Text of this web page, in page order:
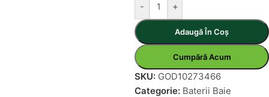
- +
Adaugă În Coș
Cumpără Acum
SKU: GOD10273466
Categorie: Baterii Baie